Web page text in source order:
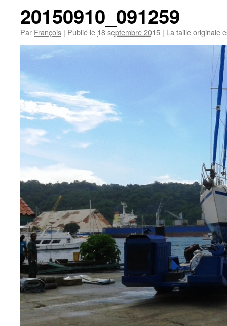
20150910_091259
Par François | Publié le 18 septembre 2015 | La taille originale